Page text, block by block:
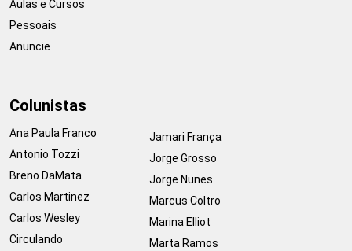
Aulas e Cursos
Pessoais
Anuncie
Colunistas
Ana Paula Franco
Antonio Tozzi
Breno DaMata
Carlos Martinez
Carlos Wesley
Circulando
Jamari França
Jorge Grosso
Jorge Nunes
Marcus Coltro
Marina Elliot
Marta Ramos